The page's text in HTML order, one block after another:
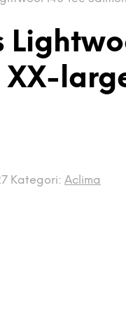
XX-
Kategori: Aclima